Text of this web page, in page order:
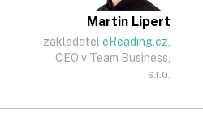
Martin Lipert
zakladatel eReading.cz
CEO v Team Business,
s.r.o.